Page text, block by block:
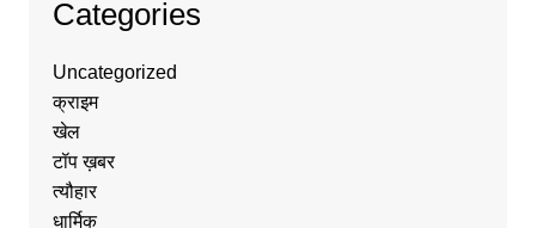
Categories
Uncategorized
क्राइम
खेल
टॉप ख़बर
त्यौहार
धार्मिक